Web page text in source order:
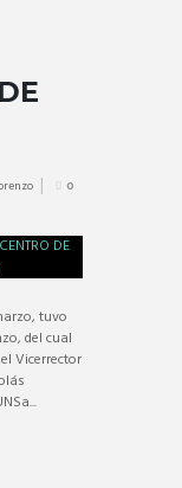
0
tuvo
del cual
Vicerrector